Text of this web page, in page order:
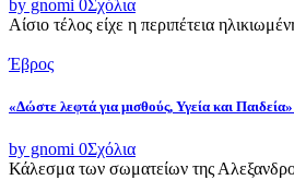
by gnomi 0Σχόλια
Αίσιο τέλος είχε η περιπέτεια
Έβρος
«Δώστε λεφτά για μισθούς, Υγεία και
by gnomi 0Σχόλια
Κάλεσμα των σωματείων της